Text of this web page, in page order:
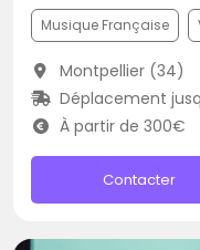
Musique Française
Montpellier (34)
Déplacement
À partir de 300€
Contacter